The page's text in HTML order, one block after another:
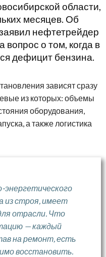
области,
месяцев. Об
нефтетрейдер
вопрос о том, когда в
дефицит бензина.
зависят сразу
из которых: объемы
оборудования,
а также логистика
энергетического
из строя, имеет
отрасли. Что
— каждый
на ремонт, есть
восстановить.